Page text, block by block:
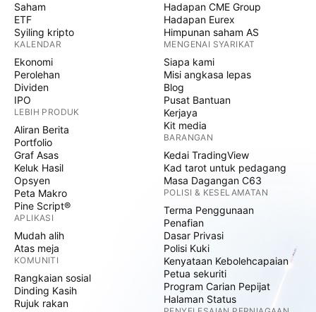
Saham
ETF
Syiling kripto
KALENDAR
Ekonomi
Perolehan
Dividen
IPO
LEBIH PRODUK
Aliran Berita
Portfolio
Graf Asas
Keluk Hasil
Opsyen
Peta Makro
Pine Script®
APLIKASI
Mudah alih
Atas meja
KOMUNITI
Rangkaian sosial
Dinding Kasih
Rujuk rakan
Hadapan CME Group
Hadapan Eurex
Himpunan saham AS
MENGENAI SYARIKAT
Siapa kami
Misi angkasa lepas
Blog
Pusat Bantuan
Kerjaya
Kit media
BARANGAN
Kedai TradingView
Kad tarot untuk pedagang
Masa Dagangan C63
POLISI & KESELAMATAN
Terma Penggunaan
Penafian
Dasar Privasi
Polisi Kuki
Kenyataan Kebolehcapaian
Petua sekuriti
Program Carian Pepijat
Halaman Status